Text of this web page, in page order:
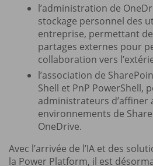
l’administration de
stockage personnel des
entreprise, permettant
partages externes pour
collaboration vers
l’association de
Shell et PnP PowerShell,
administrateurs d’affiner
environnements de
OneDrive.
Avec l’arrivée de l’IA et des
la Power Platform, il est